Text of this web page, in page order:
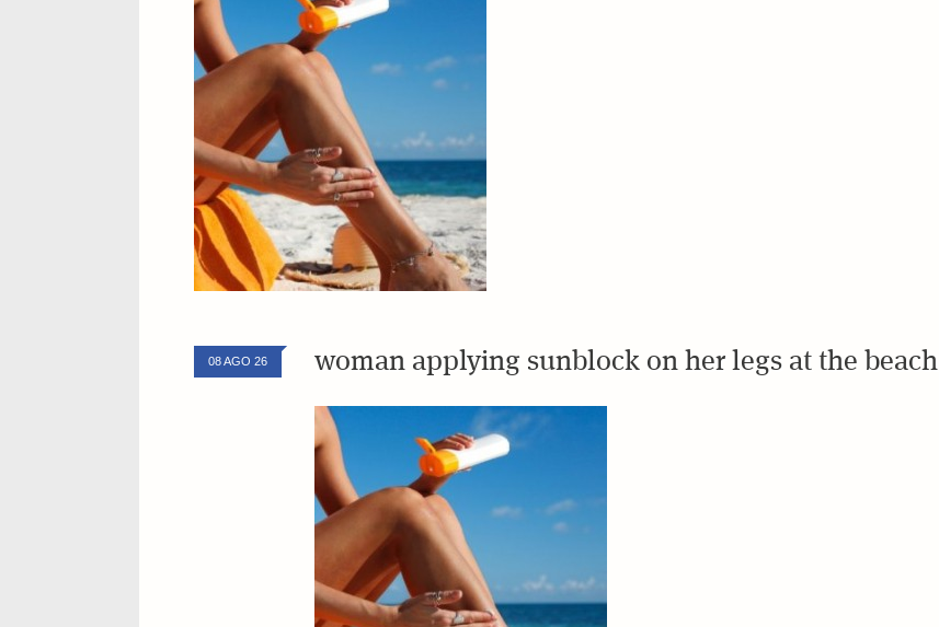
08 AGO 26 woman applying sunblock on her legs at the beach